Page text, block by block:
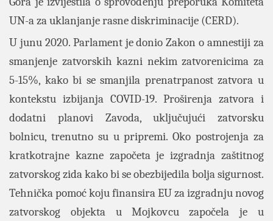
UN-a za uklanjanje rasne diskriminacije (CERD).
U junu 2020. Parlament je donio Zakon o amnestiji za
smanjenje zatvorskih kazni nekim zatvorenicima za
5-15%, kako bi se smanjila prenatrpanost zatvora u
kontekstu izbijanja COVID-19. Proširenja zatvora i
dodatni planovi Zavoda, uključujući zatvorsku
bolnicu, trenutno su u pripremi. Oko postrojenja za
kratkotrajne kazne započeta je izgradnja zaštitnog
zatvorskog zida kako bi se obezbijedila bolja sigurnost.
Tehnička pomoć koju finansira EU za izgradnju novog
zatvorskog objekta u Mojkovcu započela je u